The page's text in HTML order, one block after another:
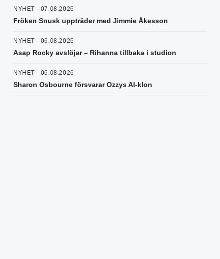
NYHET - 07.08.2026
Fröken Snusk uppträder med Jimmie Åkesson
NYHET - 06.08.2026
Asap Rocky avslöjar – Rihanna tillbaka i studion
NYHET - 06.08.2026
Sharon Osbourne försvarar Ozzys AI-klon